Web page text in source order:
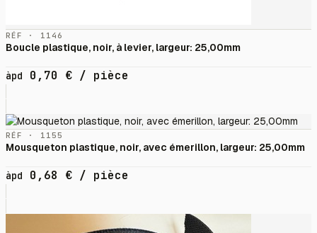
RÉF · 1146
Boucle plastique, noir, à levier, largeur: 25,00mm
àpd 0,70 € / pièce
RÉF · 1155
Mousqueton plastique, noir, avec émerillon, largeur: 25,00mm
àpd 0,68 € / pièce